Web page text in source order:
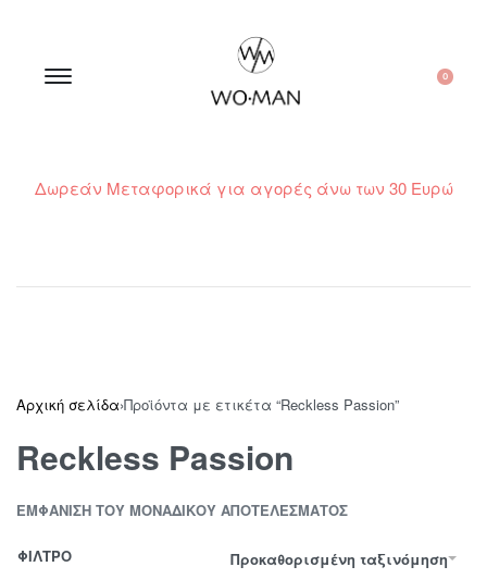
0
Δωρεάν Μεταφορικά για αγορές άνω των 30 Ευρώ
Αρχική σελίδα›Προϊόντα με ετικέτα “Reckless Passion”
Reckless Passion
ΕΜΦΆΝΙΣΗ ΤΟΥ ΜΟΝΑΔΙΚΟΎ ΑΠΟΤΕΛΈΣΜΑΤΟΣ
Προκαθορισμένη ταξινόμηση
ΦΙΛΤΡΟ